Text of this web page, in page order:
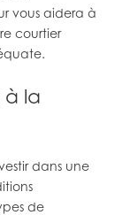
vous aidera à
courtier
à la
dans une
de